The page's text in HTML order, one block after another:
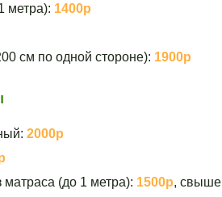
метра): 1400р
см по одной стороне): 1900р
2000р
матраса (до 1 метра): 1500р, свыше